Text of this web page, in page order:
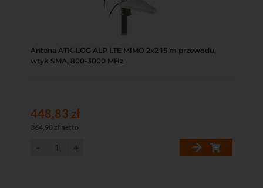
Antena ATK-LOG ALP LTE MIMO 2x2 15 m przewodu,
wtyk SMA, 800-3000 MHz
448,83 zł
364,90 zł netto